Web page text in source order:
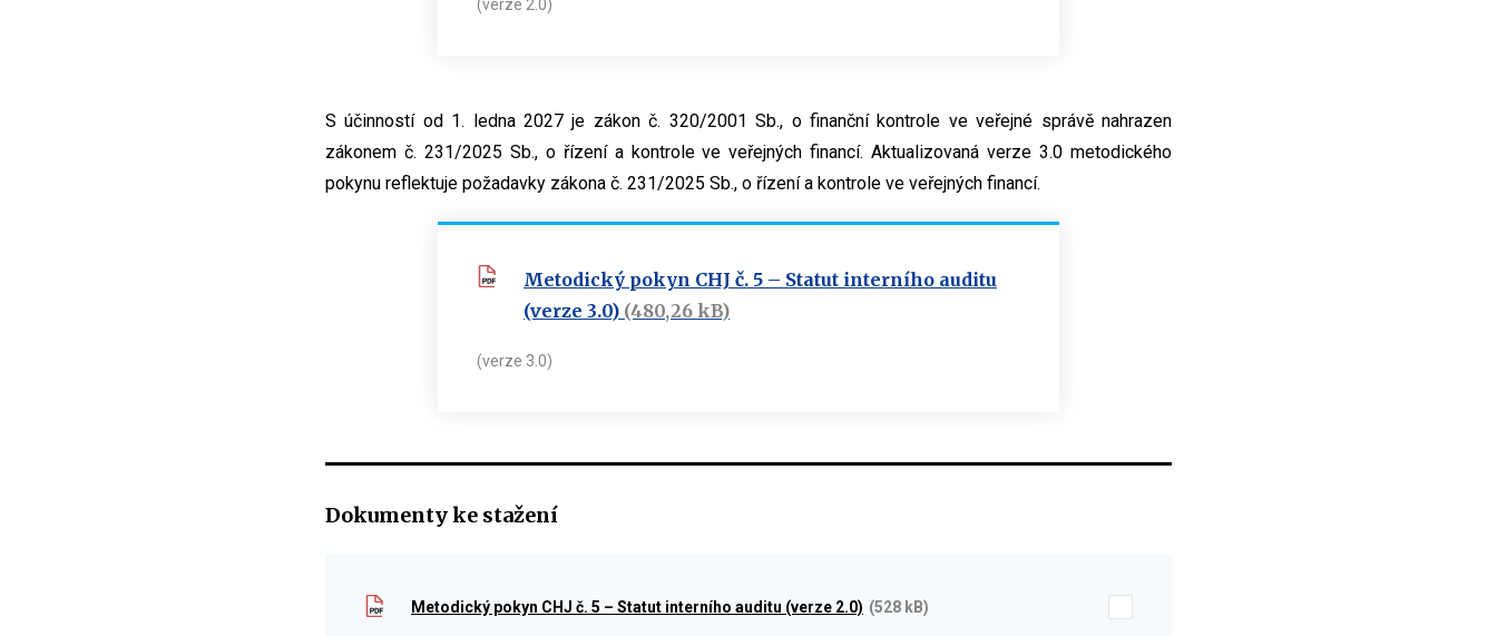
(verze 2.0)
S účinností od 1. ledna 2027 je zákon č. 320/2001 Sb., o finanční kontrole ve veřejné správě nahrazen
zákonem č. 231/2025 Sb., o řízení a kontrole ve veřejných financí. Aktualizovaná verze 3.0 metodického
pokynu reflektuje požadavky zákona č. 231/2025 Sb., o řízení a kontrole ve veřejných financí.
Metodický pokyn CHJ č. 5 – Statut interního auditu
(verze 3.0) (480,26 kB)
(verze 3.0)
Dokumenty ke stažení
Metodický pokyn CHJ č. 5 – Statut interního auditu (verze 2.0) (528 kB)